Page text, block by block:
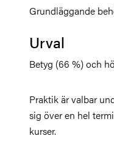
Grundläggande
Urval
Betyg (66 %) och
Praktik är valbar
sig över en hel
kurser.